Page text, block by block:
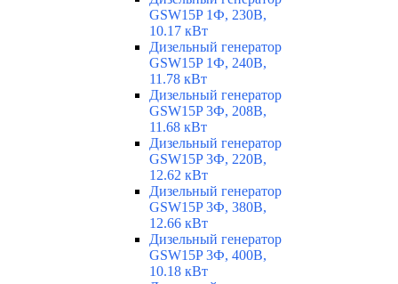
GSW15P 1Ф, 230В,
10.17 кВт
Дизельный генератор
GSW15P 1Ф, 240В,
11.78 кВт
Дизельный генератор
GSW15P 3Ф, 208В,
11.68 кВт
Дизельный генератор
GSW15P 3Ф, 220В,
12.62 кВт
Дизельный генератор
GSW15P 3Ф, 380В,
12.66 кВт
Дизельный генератор
GSW15P 3Ф, 400В,
10.18 кВт